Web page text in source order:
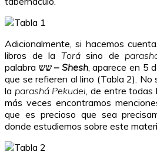
Adicionalmente, si hacemos
libros de la Torásino de
palabra
שש – Shesh, aparece en 5
que se refieren al lino (Tabla 2). No
la parashá Pekudei, de entre todas
más veces encontramos
que es precioso que sea
donde estudiemos sobre este